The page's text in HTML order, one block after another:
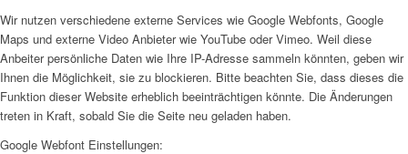
Wir nutzen verschiedene externe Services wie Google Webfonts, Google
Maps und externe Video Anbieter wie YouTube oder Vimeo. Weil diese
Anbeiter persönliche Daten wie Ihre IP-Adresse sammeln könnten, geben wir
Ihnen die Möglichkeit, sie zu blockieren. Bitte beachten Sie, dass dieses die
Funktion dieser Website erheblich beeinträchtigen könnte. Die Änderungen
treten in Kraft, sobald Sie die Seite neu geladen haben.
Google Webfont Einstellungen: